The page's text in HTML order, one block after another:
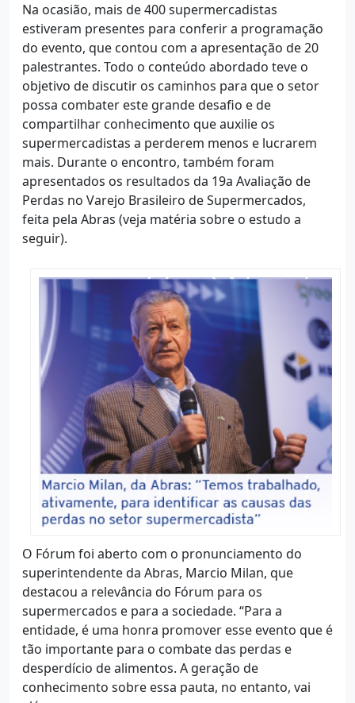
Na ocasião, mais de 400 supermercadistas
estiveram presentes para conferir a programação
do evento, que contou com a apresentação de 20
palestrantes. Todo o conteúdo abordado teve o
objetivo de discutir os caminhos para que o setor
possa combater este grande desafio e de
compartilhar conhecimento que auxilie os
supermercadistas a perderem menos e lucrarem
mais. Durante o encontro, também foram
apresentados os resultados da 19a Avaliação de
Perdas no Varejo Brasileiro de Supermercados,
feita pela Abras (veja matéria sobre o estudo a
seguir).
O Fórum foi aberto com o pronunciamento do
superintendente da Abras, Marcio Milan, que
destacou a relevância do Fórum para os
supermercados e para a sociedade. “Para a
entidade, é uma honra promover esse evento que é
tão importante para o combate das perdas e
desperdício de alimentos. A geração de
conhecimento sobre essa pauta, no entanto, vai